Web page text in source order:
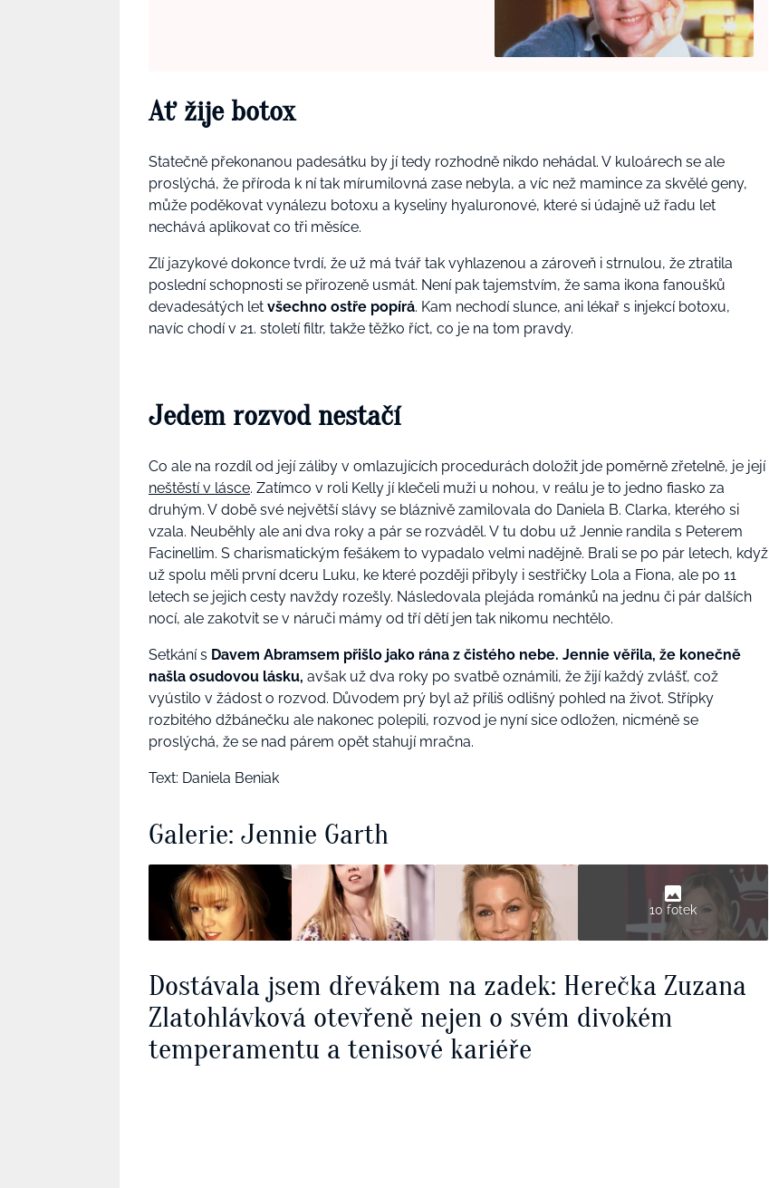
Ať žije botox
Statečně překonanou padesátku by jí tedy rozhodně nikdo nehádal. V kuloárech se ale
proslýchá, že příroda k ní tak mírumilovná zase nebyla, a víc než mamince za skvělé geny,
může poděkovat vynálezu botoxu a kyseliny hyaluronové, které si údajně už řadu let
nechává aplikovat co tři měsíce.
Zlí jazykové dokonce tvrdí, že už má tvář tak vyhlazenou a zároveň i strnulou, že ztratila
poslední schopnosti se přirozeně usmát. Není pak tajemstvím, že sama ikona fanoušků
devadesátých let všechno ostře popírá. Kam nechodí slunce, ani lékař s injekcí botoxu,
navíc chodí v 21. století filtr, takže těžko říct, co je na tom pravdy.
Jedem rozvod nestačí
Co ale na rozdíl od její záliby v omlazujících procedurách doložit jde poměrně zřetelně, je její
neštěstí v lásce. Zatímco v roli Kelly jí klečeli muži u nohou, v reálu je to jedno fiasko za
druhým. V době své největší slávy se bláznivě zamilovala do Daniela B. Clarka, kterého si
vzala. Neuběhly ale ani dva roky a pár se rozváděl. V tu dobu už Jennie randila s Peterem
Facinellim. S charismatickým fešákem to vypadalo velmi nadějně. Brali se po pár letech, když
už spolu měli první dceru Luku, ke které později přibyly i sestřičky Lola a Fiona, ale po 11
letech se jejich cesty navždy rozešly. Následovala plejáda románků na jednu či pár dalších
nocí, ale zakotvit se v náruči mámy od tří dětí jen tak nikomu nechtělo.
Setkání s Davem Abramsem přišlo jako rána z čistého nebe. Jennie věřila, že konečně
našla osudovou lásku, avšak už dva roky po svatbě oznámili, že žijí každý zvlášť, což
vyústilo v žádost o rozvod. Důvodem prý byl až příliš odlišný pohled na život. Střípky
rozbitého džbánečku ale nakonec polepili, rozvod je nyní sice odložen, nicméně se
proslýchá, že se nad párem opět stahují mračna.
Text: Daniela Beniak
Galerie: Jennie Garth
10 fotek
Dostávala jsem dřevákem na zadek: Herečka Zuzana
Zlatohlávková otevřeně nejen o svém divokém
temperamentu a tenisové kariéře